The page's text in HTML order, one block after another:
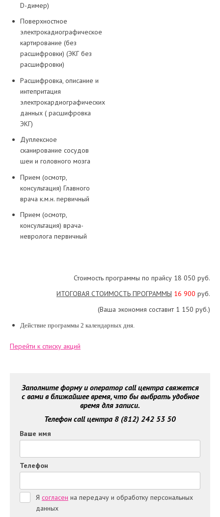
D-димер)
Поверхностное
электрокадиографическое
картирование (без
расшифровки) (ЭКГ без
расшифровки)
Расшифровка, описание и
интепритация
электрокардиографических
данных ( расшифровка
ЭКГ)
Дуплексное
сканирование сосудов
шеи и головного мозга
Прием (осмотр,
консультация) Главного
врача к.м.н. первичный
Прием (осмотр,
консультация) врача-
невролога первичный
Стоимость программы по прайсу 18 050 руб.
ИТОГОВАЯ СТОИМОСТЬ ПРОГРАММЫ 16 900 руб.
(Ваша экономия составит 1 150 руб.)
Действие программы 2 календарных дня.
Перейти к списку акций
Заполните форму и оператор call центра свяжется
с вами в ближайшее время, что бы выбрать удобное
время для записи.
Телефон call центра 8 (812) 242 53 50
Ваше имя
Телефон
Я согласен на передачу и обработку персональных
данных